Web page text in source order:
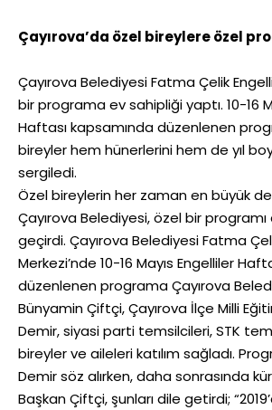
Çayırova’da özel bireylere özel
Çayırova Belediyesi Fatma Çelik
bir programa ev sahipliği yaptı. 10-16
Haftası kapsamında düzenlenen
bireyler hem hünerlerini hem de yıl
sergiledi.
Özel bireylerin her zaman en büyük
Çayırova Belediyesi, özel bir
geçirdi. Çayırova Belediyesi Fatma
Merkezi’nde 10-16 Mayıs Engelliler
düzenlenen programa Çayırova
Bünyamin Çiftçi, Çayırova İlçe Milli
Demir, siyasi parti temsilcileri, STK
bireyler ve aileleri katılım sağladı.
Demir söz alırken, daha sonrasında
Başkan Çiftçi, şunları dile getirdi;